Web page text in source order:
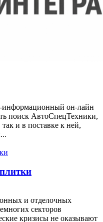
информационный он-лайн
поиск АвтоСпецТехники,
и в поставке к ней,
и отделочных
секторов
кризисы не оказывают